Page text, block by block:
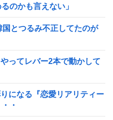
のかも言えない」
とつるみ不正してたのが
ってレバー2本で動かして
になる『恋愛リアリティー
・